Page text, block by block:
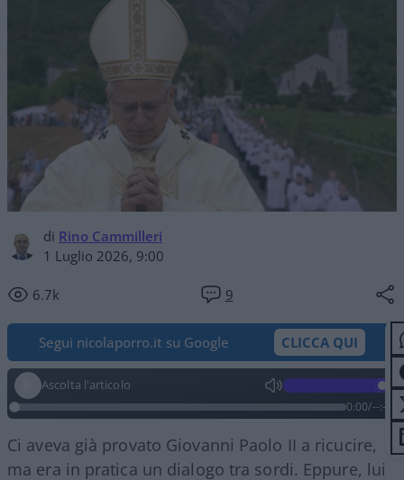
di Rino Cammilleri
1 Luglio 2026, 9:00
6.7k 9
Segui nicolaporro.it su Google CLICCA QUI
Ascolta l'articolo
0:00/--:--
Ci aveva già provato Giovanni Paolo II a ricucire,
ma era in pratica un dialogo tra sordi. Eppure, lui